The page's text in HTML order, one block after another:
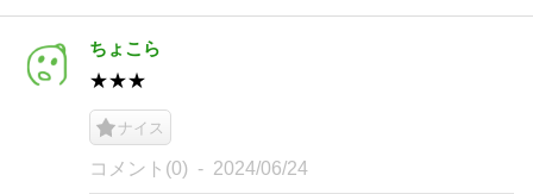
ちょこら
★★★
ナイス
コメント(0) 2024/06/24